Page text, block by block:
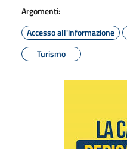
Argomenti:
Accesso all'informazione
Turismo